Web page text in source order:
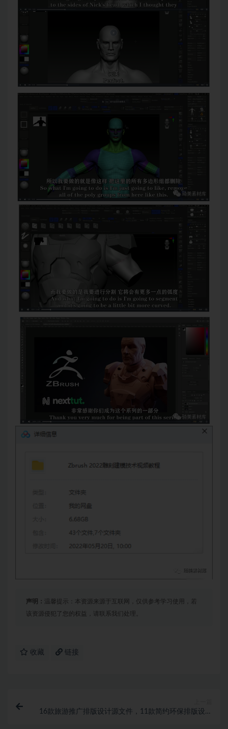
声明： 温馨提示：本资源来源于互联网，仅供参考学习使用，若
该资源侵犯了您的权益，请联系我们处理。
收藏 链接
16款旅游推广排版设计源文件，11款简约环保排版设计